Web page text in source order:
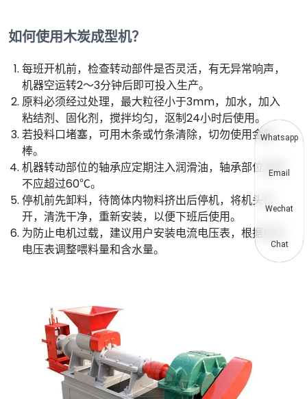
如何使用木炭成型机？
每班开机前，检查转动部件是否灵活，有无异常响声，
机器空运转2～3分钟后即可投入生产。
原料必须经过处理，最大粒径小于3mm，加水，加入
粘结剂、固化剂，搅拌均匀，沤制24小时后使用。
若投料口堵塞，可用木条或竹条清除，切勿使用金属
棒。
机器转动部位的轴承应定期注入润滑油，轴承部位温度
不应超过60℃。
停机前先卸料，待筒体内物料挤出后停机，将机头拆
开，清洗干净，重新安装，以便下班后使用。
为防止电机过载，建议用户安装电流电压表，根据电流
电压表调整喂料量和含水量。
Whatsapp
Email
Wechat
Chat